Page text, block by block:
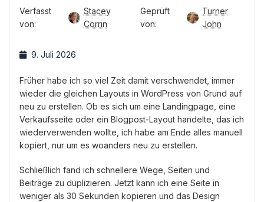
Verfasst
von:
Stacey
Corrin
Geprüft
von:
Turner
John
9. Juli 2026
Früher habe ich so viel Zeit damit verschwendet, immer
wieder die gleichen Layouts in WordPress von Grund auf
neu zu erstellen. Ob es sich um eine Landingpage, eine
Verkaufsseite oder ein Blogpost-Layout handelte, das ich
wiederverwenden wollte, ich habe am Ende alles manuell
kopiert, nur um es woanders neu zu erstellen.
Schließlich fand ich schnellere Wege, Seiten und
Beiträge zu duplizieren. Jetzt kann ich eine Seite in
weniger als 30 Sekunden kopieren und das Design